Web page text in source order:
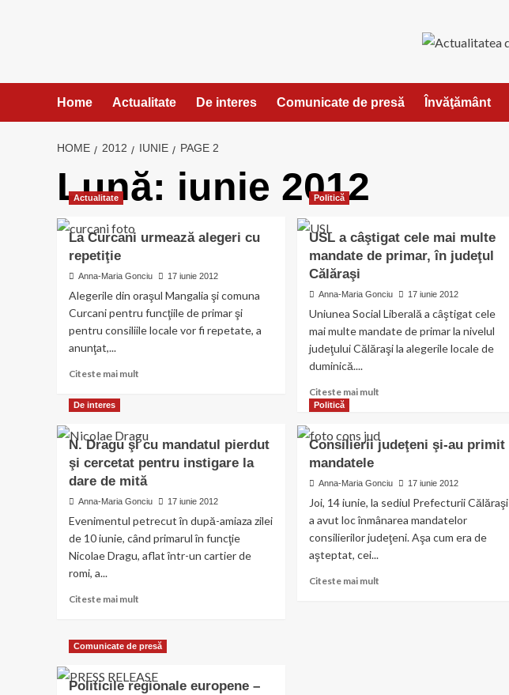
Home Actualitate De interes Comunicate de presă Învăţământ
HOME 2012 IUNIE PAGE 2
Lună: iunie 2012
Actualitate
La Curcani urmează alegeri cu
repetiţie
Anna-Maria Gonciu 17 iunie 2012
Alegerile din oraşul Mangalia şi comuna
Curcani pentru funcţiile de primar şi
pentru consiliile locale vor fi repetate, a
anunţat,...
Citeste mai mult
Curcani
urmează
alegeri
cu
Politică
USL a câştigat cele mai multe
mandate de primar, în judeţul
Călăraşi
Anna-Maria Gonciu 17 iunie 2012
Uniunea Social Liberală a câştigat cele
mai multe mandate de primar la nivelul
judeţului Călăraşi la alegerile locale de
duminică....
Citeste mai multRead
USL
a
cele
multe
mandate
de
primar,
judeţul
De interes
N. Dragu şi cu mandatul pierdut
şi cercetat pentru instigare la
dare de mită
Anna-Maria Gonciu 17 iunie 2012
Evenimentul petrecut în după-amiaza zilei
de 10 iunie, când primarul în funcţie
Nicolae Dragu, aflat într-un cartier de
romi, a...
Citeste mai mult
N.
Dragu
şi
cu
Politică
Consilierii judeţeni şi-au primit
mandatele
Anna-Maria Gonciu 17 iunie 2012
Joi, 14 iunie, la sediul Prefecturii Călăraşi
a avut loc înmânarea mandatelor
consilierilor judeţeni. Aşa cum era de
aşteptat, cei...
Citeste mai multRead
Comunicate de presă
Politicile regionale europene –